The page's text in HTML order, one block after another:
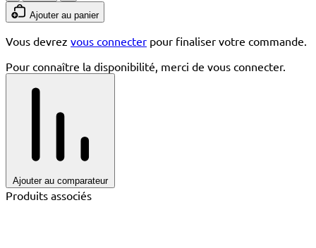
Ajouter au panier
Vous devrez vous connecter pour finaliser votre commande.
Pour connaître la disponibilité, merci de vous connecter.
Ajouter au comparateur
Produits associés